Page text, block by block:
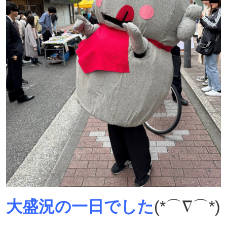
大盛況の一日でした(*⌒∇⌒*)